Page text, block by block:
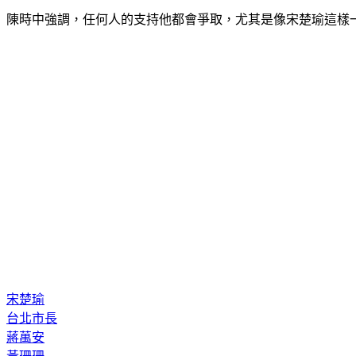
陳時中強調，任何人的支持他都會爭取，尤其是像宋楚瑜這樣
宋楚瑜
台北市長
蔣萬安